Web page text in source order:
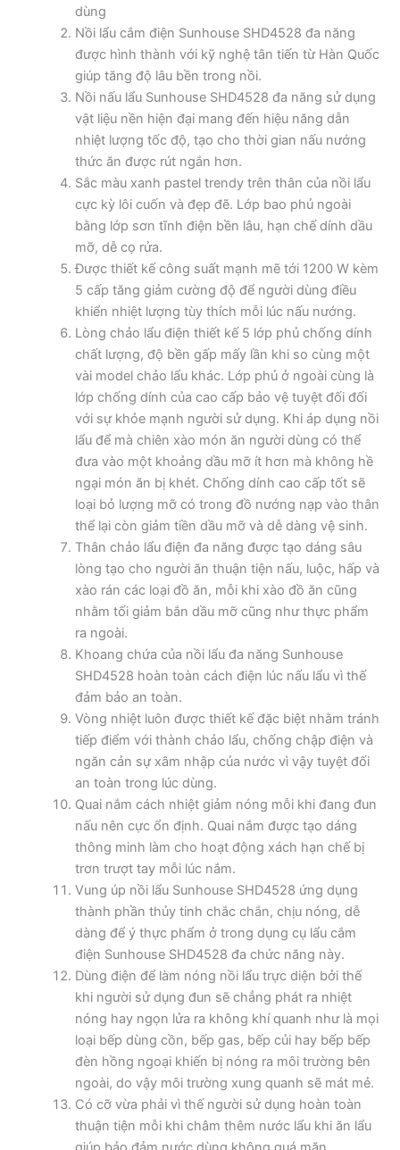
dùng
Nồi lẩu cắm điện Sunhouse SHD4528 đa năng
được hình thành với kỹ nghệ tân tiến từ Hàn Quốc
giúp tăng độ lâu bền trong nồi.
Nồi nấu lẩu Sunhouse SHD4528 đa năng sử dụng
vật liệu nền hiện đại mang đến hiệu năng dẫn
nhiệt lượng tốc độ, tạo cho thời gian nấu nướng
thức ăn được rút ngắn hơn.
Sắc màu xanh pastel trendy trên thân của nồi lẩu
cực kỳ lôi cuốn và đẹp đẽ. Lớp bao phủ ngoài
bằng lớp sơn tĩnh điện bền lâu, hạn chế dính dầu
mỡ, dễ cọ rửa.
Được thiết kế công suất mạnh mẽ tới 1200 W kèm
5 cấp tăng giảm cường độ để người dùng điều
khiển nhiệt lượng tùy thích mỗi lúc nấu nướng.
Lòng chảo lẩu điện thiết kế 5 lớp phủ chống dính
chất lượng, độ bền gấp mấy lần khi so cùng một
vài model chảo lẩu khác. Lớp phủ ở ngoài cùng là
lớp chống dính của cao cấp bảo vệ tuyệt đối đối
với sự khỏe mạnh người sử dụng. Khi áp dụng nồi
lẩu để mà chiên xào món ăn người dùng có thể
đưa vào một khoảng dầu mỡ ít hơn mà không hề
ngại món ăn bị khét. Chống dính cao cấp tốt sẽ
loại bỏ lượng mỡ có trong đồ nướng nạp vào thân
thể lại còn giảm tiền dầu mỡ và dễ dàng vệ sinh.
Thân chảo lẩu điện đa năng được tạo dáng sâu
lòng tạo cho người ăn thuận tiện nấu, luộc, hấp và
xào rán các loại đồ ăn, mỗi khi xào đồ ăn cũng
nhằm tối giảm bắn dầu mỡ cũng như thực phẩm
ra ngoài.
Khoang chứa của nồi lẩu đa năng Sunhouse
SHD4528 hoàn toàn cách điện lúc nấu lẩu vì thế
đảm bảo an toàn.
Vòng nhiệt luôn được thiết kế đặc biệt nhằm tránh
tiếp điểm với thành chảo lẩu, chống chập điện và
ngăn cản sự xâm nhập của nước vì vậy tuyệt đối
an toàn trong lúc dùng.
Quai nắm cách nhiệt giảm nóng mỗi khi đang đun
nấu nên cực ổn định. Quai nắm được tạo dáng
thông minh làm cho hoạt động xách hạn chế bị
trơn trượt tay mỗi lúc nắm.
Vung úp nồi lẩu Sunhouse SHD4528 ứng dụng
thành phần thủy tinh chắc chắn, chịu nóng, dễ
dàng để ý thực phẩm ở trong dụng cụ lẩu cắm
điện Sunhouse SHD4528 đa chức năng này.
Dùng điện để làm nóng nồi lẩu trực diện bởi thế
khi người sử dụng đun sẽ chẳng phát ra nhiệt
nóng hay ngọn lửa ra không khí quanh như là mọi
loại bếp dùng cồn, bếp gas, bếp củi hay bếp bếp
đèn hồng ngoại khiến bị nóng ra môi trường bên
ngoài, do vậy môi trường xung quanh sẽ mát mẻ.
Có cỡ vừa phải vì thế người sử dụng hoàn toàn
thuận tiện mỗi khi châm thêm nước lẩu khi ăn lẩu